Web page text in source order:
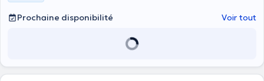
Prochaine disponibilité Voir tout